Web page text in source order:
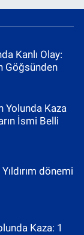
Kanlı Olay:
Göğsünden
Yolunda Kaza
İsmi Belli
dönemi
Kaza: 1